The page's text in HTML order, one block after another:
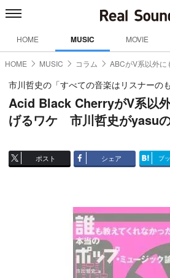
HOME MUSIC MOVIE
HOME MUSIC コラム ABCがV系以外に
市川哲史の「すべての音楽はリスナーの
Acid Black CherryがV系以
げるワケ 市川哲史がyasu
ポスト シェア ブ